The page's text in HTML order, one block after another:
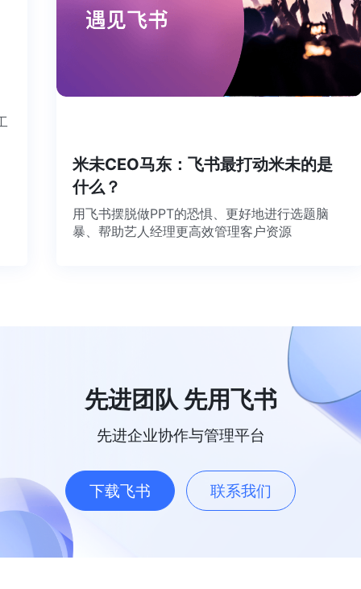
工
米未CEO马东：飞书最打动米未的是
什么？
用飞书摆脱做PPT的恐惧、更好地进行选题脑
暴、帮助艺人经理更高效管理客户资源
先进团队 先用飞书
先进企业协作与管理平台
下载飞书 联系我们